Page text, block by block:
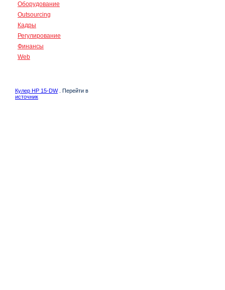
Оборудование
Outsourcing
Кадры
Регулирование
Финансы
Web
Кулер HP 15-DW. Перейти в
источник